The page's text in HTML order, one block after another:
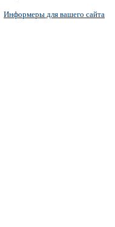
Информеры для вашего сайта